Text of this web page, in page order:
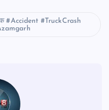
#Accident #TruckCrash